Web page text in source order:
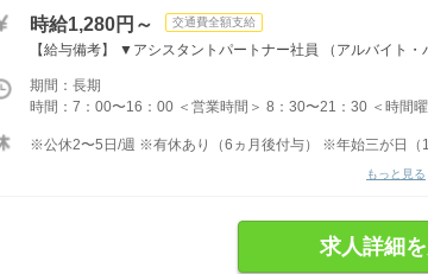
時給1,280円～ 交通費全額支給
【給与備考】 ▼アシスタントパートナー社員 （アルバイト・
期間：長期
時間：7：00〜16：00 ＜営業時間＞ 8：30〜21：30 ＜時間曜
※公休2〜5日/週 ※有休あり（6ヵ月後付与） ※年始三が日（
もっと見る
求人詳細